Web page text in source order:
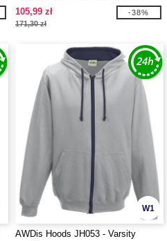
jacket
105,99 zł
171,30 zł
-38%
W1
AWDis Hoods JH053 - Varsity